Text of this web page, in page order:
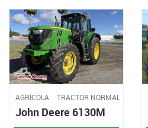
AGRÍCOLA TRACTOR NORMAL
John Deere 6130M